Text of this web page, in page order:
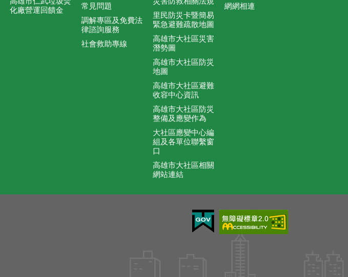
化廠營運回饋金
常見問題
調解專區及免費法
律諮詢服務
社會救助專線
里民防災卡暨簡易
緊急避難疏散地圖
高雄市大社區災害
潛勢圖
高雄市大社區防災
地圖
高雄市大社區避難
收容中心資訊
高雄市大社區防災
整備及應變作為
大社區應變中心編
組及各單位聯繫窗
口
高雄市大社區相關
網站連結
網網相連